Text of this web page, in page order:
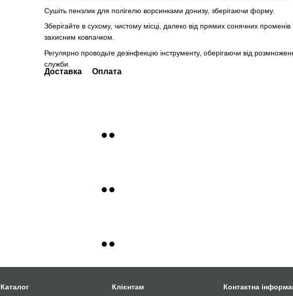
Сушіть пензлик для полігелю ворсинками донизу, зберігаючи форму.
Зберігайте в сухому, чистому місці, далеко від прямих сонячних променів
захисним ковпачком.
Регулярно проводьте дезінфекцію інструменту, оберігаючи від
служби.
Доставка Оплата
Каталог Клієнтам Контактна